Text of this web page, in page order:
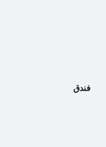
فندق